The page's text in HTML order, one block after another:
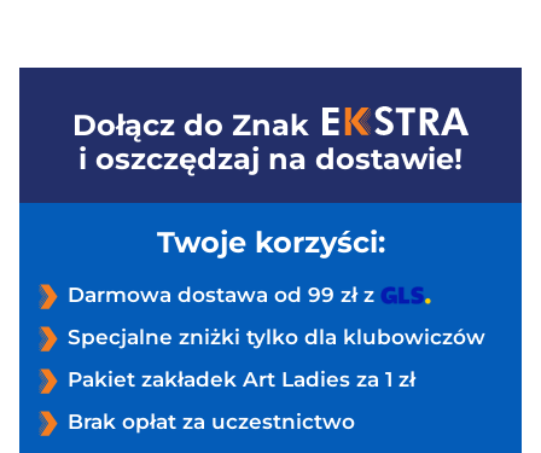
Dołącz do Znak
i oszczędzaj na dostawie!
Twoje korzyści:
Darmowa dostawa od 99 zł z
Specjalne zniżki tylko dla klubowiczów
Pakiet zakładek Art Ladies za 1 zł
Brak opłat za uczestnictwo